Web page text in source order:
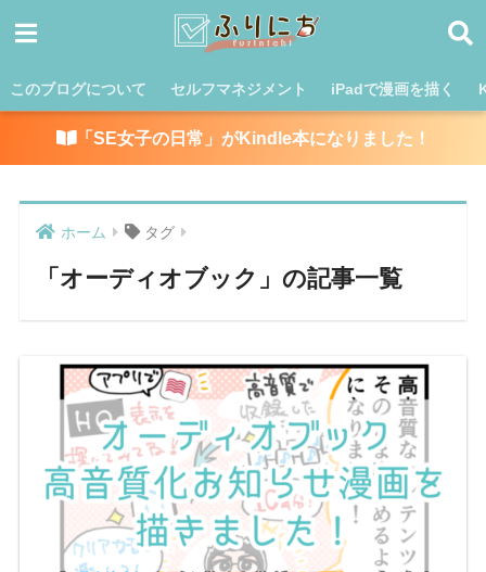
このブログについて セルフマネジメント iPadで漫画を描く
「SE女子の日常」がKindle本になりました！
ホーム タグ
「オーディオブック」の記事一覧